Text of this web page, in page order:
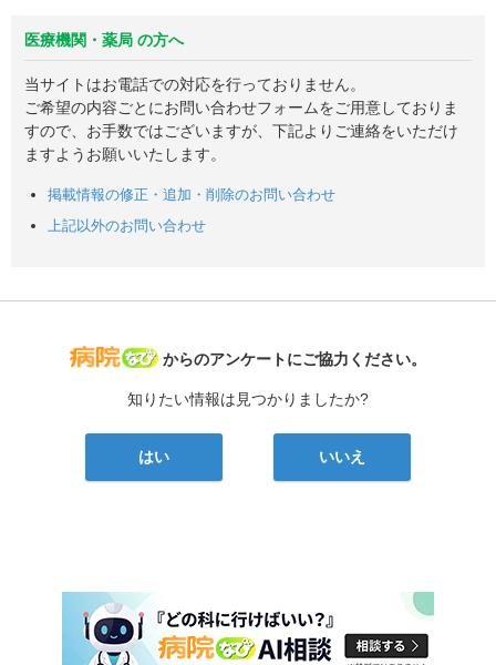
医療機関・薬局 の方へ
当サイトはお電話での対応を行っておりません。
ご希望の内容ごとにお問い合わせフォームをご用意しておりま
すので、お手数ではございますが、下記よりご連絡をいただけ
ますようお願いいたします。
掲載情報の修正・追加・削除のお問い合わせ
上記以外のお問い合わせ
病院なび
からのアンケートにご協力ください。
知りたい情報は見つかりましたか?
はい いいえ